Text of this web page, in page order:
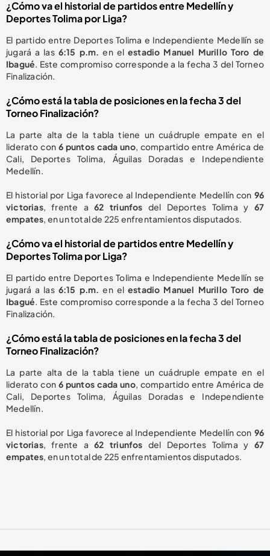
¿Cómo va el historial de partidos entre Medellín y
Deportes Tolima por Liga?
El partido entre Deportes Tolima e Independiente Medellín se
jugará a las 6:15 p.m. en elestadio Manuel Murillo Toro de
Ibagué. Este compromiso corresponde a la fecha 3 del Torneo
Finalización.
¿Cómo está la tabla de posiciones en la fecha 3 del
Torneo Finalización?
La parte alta de la tabla tiene un cuádruple empate en el
liderato con 6 puntos cada uno, compartido entre América de
Cali, Deportes Tolima, Águilas Doradas e Independiente
Medellín.
El historial por Liga favorece al Independiente Medellín con 96
victorias, frente a62 triunfos del Deportes Tolima y 67
empates, en un total de 225 enfrentamientos disputados.
¿Cómo va el historial de partidos entre Medellín y
Deportes Tolima por Liga?
El partido entre Deportes Tolima e Independiente Medellín se
jugará a las 6:15 p.m. en elestadio Manuel Murillo Toro de
Ibagué. Este compromiso corresponde a la fecha 3 del Torneo
Finalización.
¿Cómo está la tabla de posiciones en la fecha 3 del
Torneo Finalización?
La parte alta de la tabla tiene un cuádruple empate en el
liderato con 6 puntos cada uno, compartido entre América de
Cali, Deportes Tolima, Águilas Doradas e Independiente
Medellín.
El historial por Liga favorece al Independiente Medellín con 96
victorias, frente a62 triunfos del Deportes Tolima y 67
empates, en un total de 225 enfrentamientos disputados.